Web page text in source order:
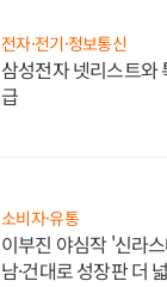
전자·전기·정보통신
삼성전자 넷리스트와
급
소비자·유통
이부진 야심작 '신라
남·건대로 성장판 더